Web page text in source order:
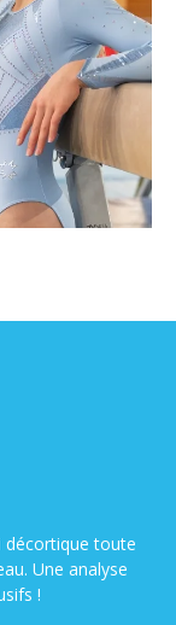
décortique toute
Une analyse
!